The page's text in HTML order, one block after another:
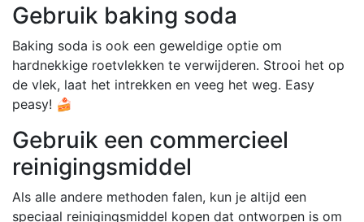
Gebruik baking soda
Baking soda is ook een geweldige optie om
hardnekkige roetvlekken te verwijderen. Strooi het op
de vlek, laat het intrekken en veeg het weg. Easy
peasy! 🍰
Gebruik een commercieel
reinigingsmiddel
Als alle andere methoden falen, kun je altijd een
speciaal reinigingsmiddel kopen dat ontworpen is om